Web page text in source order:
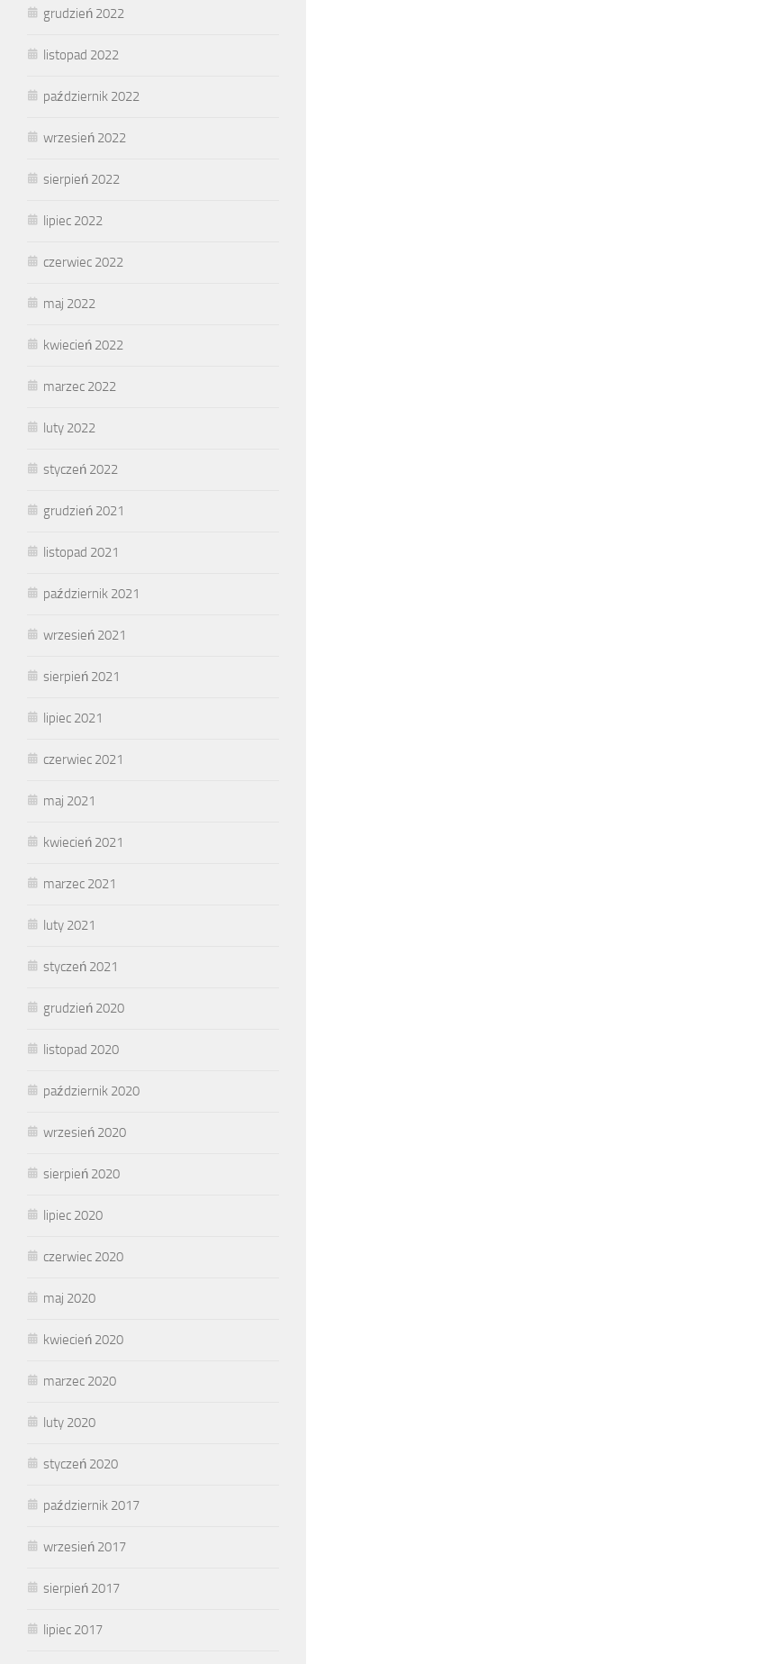
grudzień 2022
listopad 2022
październik 2022
wrzesień 2022
sierpień 2022
lipiec 2022
czerwiec 2022
maj 2022
kwiecień 2022
marzec 2022
luty 2022
styczeń 2022
grudzień 2021
listopad 2021
październik 2021
wrzesień 2021
sierpień 2021
lipiec 2021
czerwiec 2021
maj 2021
kwiecień 2021
marzec 2021
luty 2021
styczeń 2021
grudzień 2020
listopad 2020
październik 2020
wrzesień 2020
sierpień 2020
lipiec 2020
czerwiec 2020
maj 2020
kwiecień 2020
marzec 2020
luty 2020
styczeń 2020
październik 2017
wrzesień 2017
sierpień 2017
lipiec 2017